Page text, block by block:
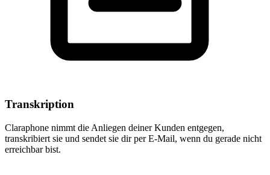
Transkription
Claraphone nimmt die Anliegen deiner Kunden entgegen,
transkribiert sie und sendet sie dir per E-Mail, wenn du gerade nicht
erreichbar bist.